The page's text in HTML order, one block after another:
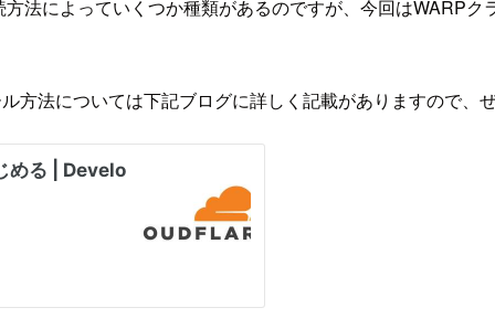
法によっていくつか種類があるのですが、今回はWARP
方法については下記ブログに詳しく記載がありますので、